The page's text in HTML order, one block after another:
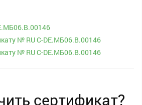
№ RU С-DE.МБ06.B.00146
№ RU С-DE.МБ06.B.00146
сертификат?